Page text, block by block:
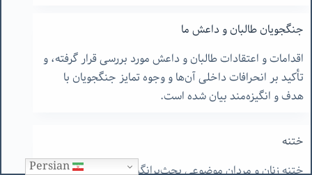
جنگجویان طالبان و داعش ما
اقدامات و اعتقادات طالبان و داعش مورد بررسی قرار گرفته، و
تأکید بر انحرافات داخلی آن‌ها و وجوه تمایز جنگجویان با
هدف و انگیزه‌مند بیان شده است.
ختنه زنان و مردان موضوعی بحث‌برانگیز است؛ نویسنده
Persian